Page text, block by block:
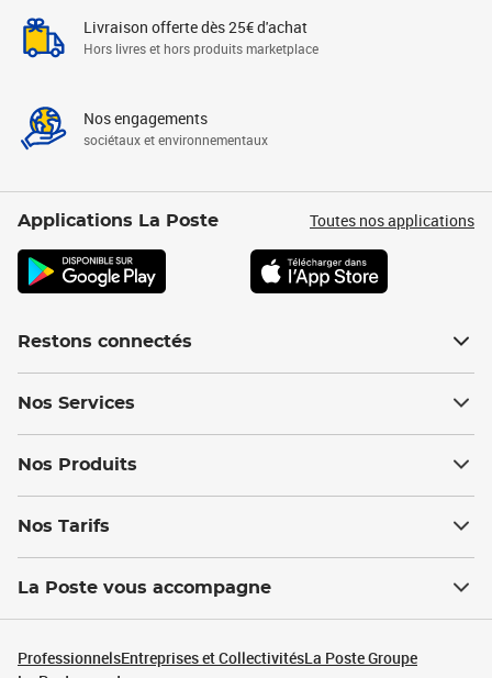
Livraison offerte dès 25€ d'achat
Hors livres et hors produits marketplace
Nos engagements
sociétaux et environnementaux
Applications La Poste Toutes nos applications
Restons connectés
Nos Services
Nos Produits
Nos Tarifs
La Poste vous accompagne
ProfessionnelsEntreprises et CollectivitésLa Poste Groupe